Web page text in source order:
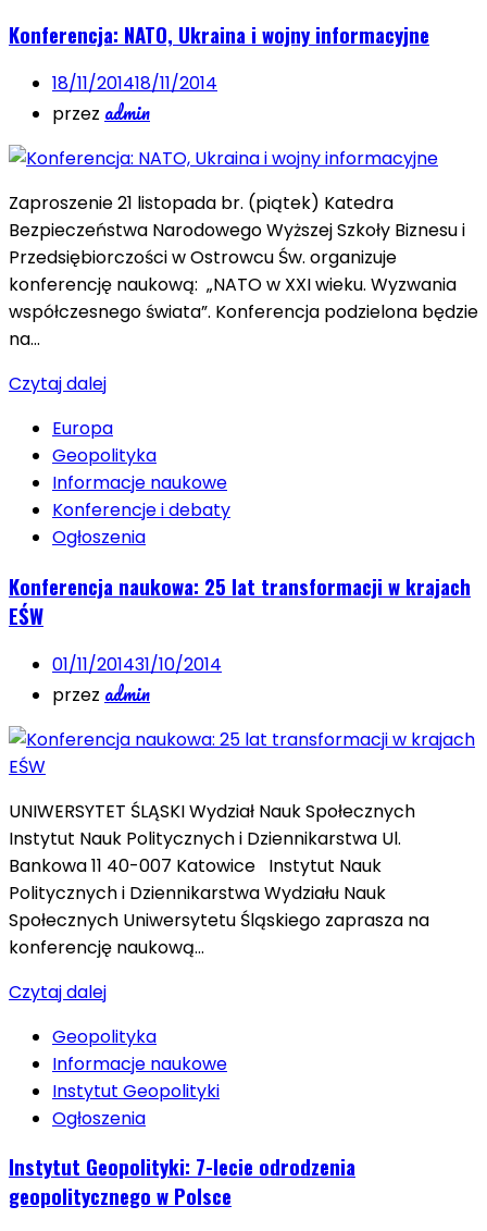
Konferencja: NATO, Ukraina i wojny informacyjne
18/11/201418/11/2014
przez admin
Zaproszenie 21 listopada br. (piątek) Katedra
Bezpieczeństwa Narodowego Wyższej Szkoły Biznesu i
Przedsiębiorczości w Ostrowcu Św. organizuje
konferencję naukową: „NATO w XXI wieku. Wyzwania
współczesnego świata”. Konferencja podzielona będzie
na…
Czytaj dalej
Europa
Geopolityka
Informacje naukowe
Konferencje i debaty
Ogłoszenia
Konferencja naukowa: 25 lat transformacji w krajach
EŚW
01/11/201431/10/2014
przez admin
UNIWERSYTET ŚLĄSKI Wydział Nauk Społecznych
Instytut Nauk Politycznych i Dziennikarstwa Ul.
Bankowa 11 40-007 Katowice Instytut Nauk
Politycznych i Dziennikarstwa Wydziału Nauk
Społecznych Uniwersytetu Śląskiego zaprasza na
konferencję naukową…
Czytaj dalej
Geopolityka
Informacje naukowe
Instytut Geopolityki
Ogłoszenia
Instytut Geopolityki: 7-lecie odrodzenia
geopolitycznego w Polsce